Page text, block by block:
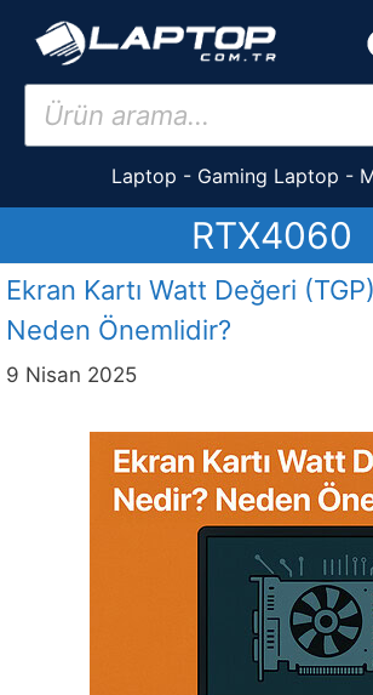
Products
search
Laptop - Gaming Laptop -
RTX4060
Ekran Kartı Watt Değeri
Neden Önemlidir?
9 Nisan 2025